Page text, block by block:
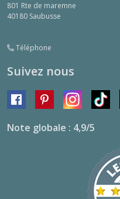
801 Rte de maremne
40180 Saubusse
Téléphone
Suivez nous
Note globale : 4,9/5